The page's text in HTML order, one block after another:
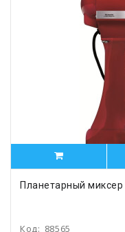
Планетарный миксер
Код: 88565